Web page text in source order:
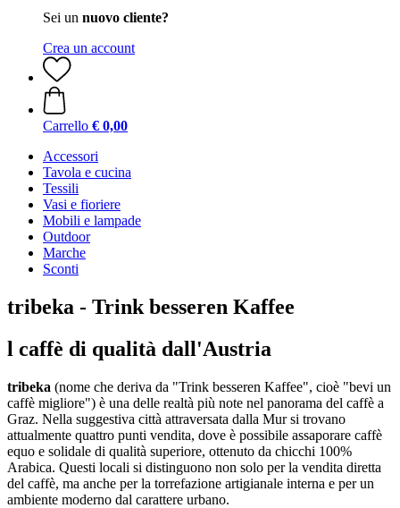
Sei un nuovo cliente?
Crea un account
Carrello € 0,00
Accessori
Tavola e cucina
Tessili
Vasi e fioriere
Mobili e lampade
Outdoor
Marche
Sconti
tribeka - Trink besseren Kaffee
l caffè di qualità dall'Austria
tribeka (nome che deriva da "Trink besseren Kaffee", cioè "bevi un
caffè migliore") è una delle realtà più note nel panorama del caffè a
Graz. Nella suggestiva città attraversata dalla Mur si trovano
attualmente quattro punti vendita, dove è possibile assaporare caffè
equo e solidale di qualità superiore, ottenuto da chicchi 100%
Arabica. Questi locali si distinguono non solo per la vendita diretta
del caffè, ma anche per la torrefazione artigianale interna e per un
ambiente moderno dal carattere urbano.